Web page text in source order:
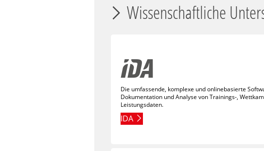
Wissenschaftliche
Die umfassende, komplexe und onlinebasierte
Dokumentation und Analyse von Trainings-,
Leistungsdaten.
IDA